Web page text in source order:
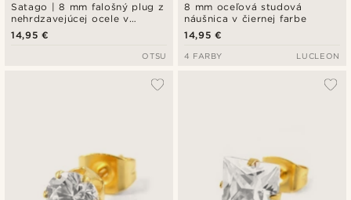
Satago | 8 mm falošný plug z
nehrdzavejúcej ocele v
čiernej a bielej farbe
14,95 €
OTSU
8 mm oceľová studová
náušnica v čiernej farbe
14,95 €
4 FARBY LUCLEON